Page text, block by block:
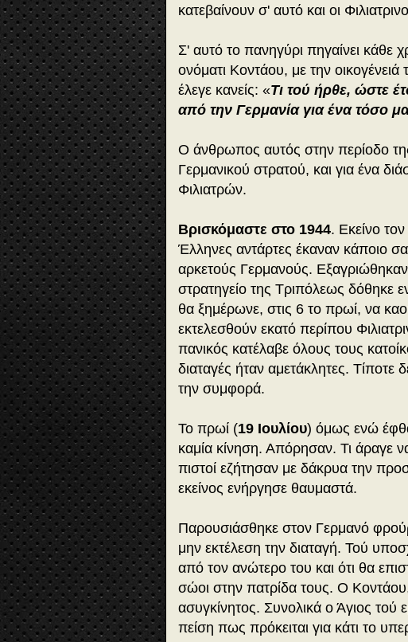
κατεβαίνουν σ' αυτό και οι
Σ' αυτό το πανηγύρι πηγαίνει κάθε
ονόματι Κοντάου, με την
έλεγε κανείς: «Τι τού ήρθε, ώστε
από την Γερμανία για ένα τόσο
Ο άνθρωπος αυτός στην περίοδο
Γερμανικού στρατού, και για ένα
Φιλιατρών.
Βρισκόμαστε στο 1944. Εκείνο τον
Έλληνες αντάρτες έκαναν κάποιο
αρκετούς Γερμανούς. Εξαγριώθηκαν
στρατηγείο της Τριπόλεως δόθηκε
θα ξημέρωνε, στις 6 το πρωί, να
εκτελεσθούν εκατό περίπου
πανικός κατέλαβε όλους τους
διαταγές ήταν αμετάκλητες.
την συμφορά.
Το πρωί (19 Ιουλίου) όμως ενώ
καμία κίνηση. Απόρησαν. Τι άραγε
πιστοί εζήτησαν με δά­κρυα την
εκείνος ενήργησε θαυμαστά.
Παρουσιάσθηκε στον Γερμανό
μην εκτέλεση την διαταγή. Τού
από τον ανώτερο του και ότι θα
σώοι στην πατρίδα τους. Ο
ασυγκίνητος. Συνολικά ο Άγιος τού
πείση πως πρόκειται για κάτι το